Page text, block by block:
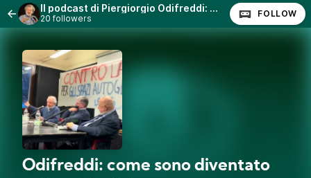
Il podcast di Piergiorgio Odifreddi: Lezioni e Conferenze.
20 followers FOLLOW
Odifreddi: come sono diventato